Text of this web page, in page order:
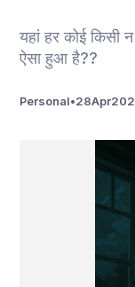
यहां हर कोई किसी
ऐसा हुआ है??
Personal•28Apr